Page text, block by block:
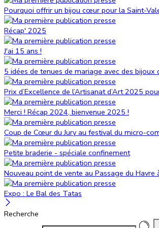
Pourquoi offrir un bijou cœur pour la Saint-
Récap' 2025
J'ai 15 ans !
5 idées de tenues de mariage avec des bijoux
Prix d’Excellence de l’Artisanat d’Art 2025
Merci ! Récap 2024, bienvenue 2025 !
Coup de Cœur du Jury au festival du micro-
Petite braderie - spéciale confinement
Nouveau point de vente au Passage du Havre
Expo : Le Bal des Tatas
Recherche